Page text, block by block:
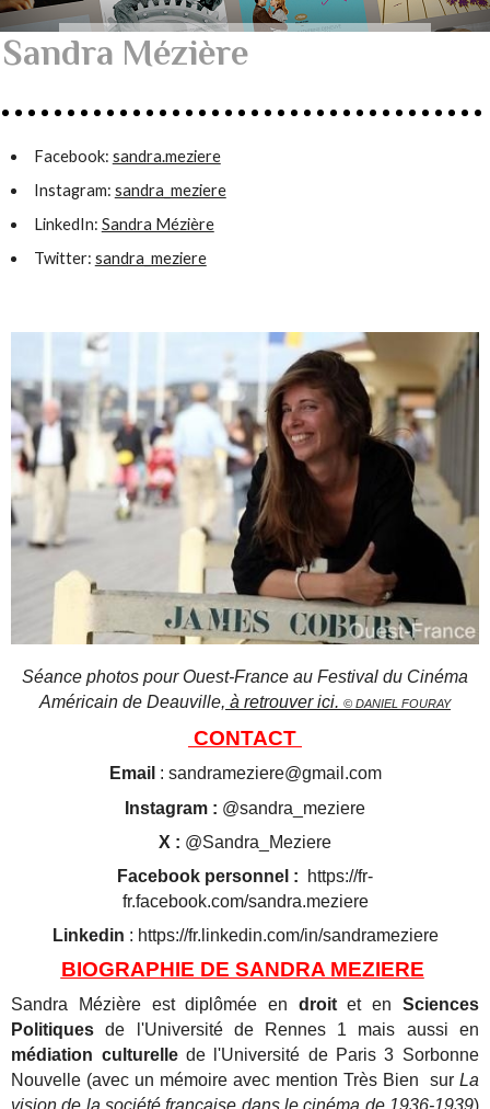
Sandra Mézière
Facebook: sandra.meziere
Instagram: sandra_meziere
LinkedIn: Sandra Mézière
Twitter: sandra_meziere
Séance photos pour Ouest-France au Festival du Cinéma
Américain de Deauville, à retrouver ici. © DANIEL FOURAY
CONTACT
Email : sandrameziere@gmail.com
Instagram : @sandra_meziere
X : @Sandra_Meziere
Facebook personnel :
https://fr-
fr.facebook.com/sandra.meziere
Linkedin : https://fr.linkedin.com/in/sandrameziere
BIOGRAPHIE DE SANDRA MEZIERE
Sandra Mézière est diplômée en droitet en Sciences
Politiques de l'Université de Rennes 1 mais aussi en
médiation culturellede l'Université de Paris 3 Sorbonne
Nouvelle (avec un mémoire avec mention Très Bien sur La